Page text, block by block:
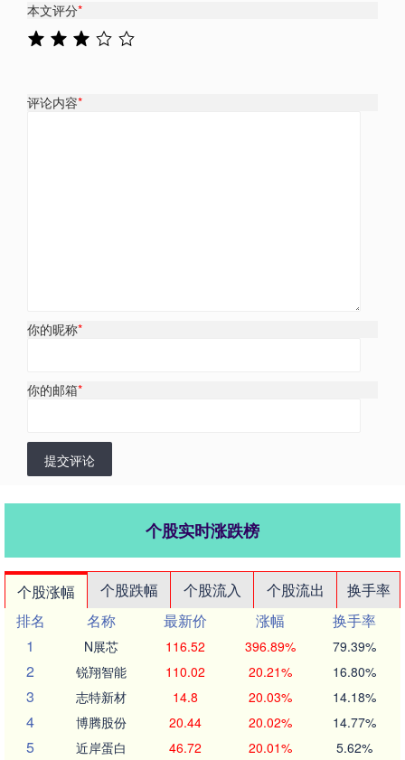
本文评分*
评论内容*
你的昵称*
你的邮箱*
提交评论
个股实时涨跌榜
个股涨幅 个股跌幅 个股流入 个股流出
换手率
排名
名称 最新价 涨幅
换手率
1
N展芯 116.52 396.89% 79.39%
2 锐翔智能 110.02 20.21% 16.80%
3 志特新材 14.8 20.03% 14.18%
4 博腾股份 20.44 20.02% 14.77%
5 近岸蛋白 46.72 20.01% 5.62%